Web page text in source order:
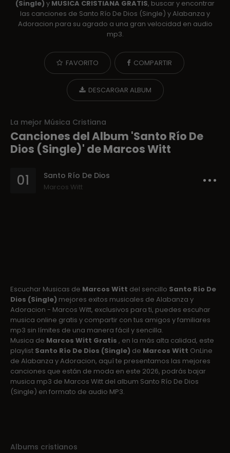
(Single) y MUSICA CRISTIANA GRATIS, buscar y encontrar
las canciones de Santo Río De Dios (Single) y Alabanza y
Adoracion para su agrado a una gran velocidad en audio
mp3.
FAVORITO COMPARTIR
DESCARGAR ALBUM
La mejor Música Cristiana
Canciones del Album 'Santo Río De
Dios (Single)' de Marcos Witt
01 Santo Río De Dios
Marcos Witt
Escuchar Musicas de Marcos Witt del sencillo Santo Río De
Dios (Single) mejores exitos musicales de Alabanza y
Adoracion - Marcos Witt, exclusivos para ti, puedes escuhar
musica online gratis y compartir con tus amigos y familiares
mp3 sin límites de una manera fácil y sencilla.
Musica de Marcos Witt Gratis , en la más alta calidad, este
playlist Santo Río De Dios (Single) de Marcos Witt OnLine
de Alabanza y Adoracion, aquí te presentamos las mejores
canciones que están de moda en este 2026, podrás bajar
musica mp3 de Marcos Witt del album Santo Río De Dios
(Single) en formato de audio MP3.
Albums cristianos